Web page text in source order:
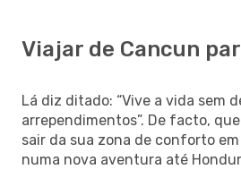
Viajar de Cancun
Lá diz ditado: “Vive a vida sem
arrependimentos”. De facto,
sair da sua zona de conforto
numa nova aventura até